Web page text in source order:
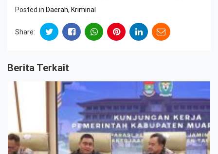
Posted in Daerah, Kriminal
Share:
Berita Terkait